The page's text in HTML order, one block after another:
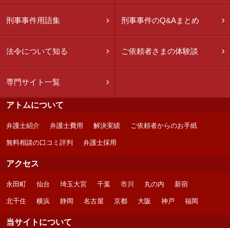
刑事事件用語集 刑事事件のQ&Aまとめ
法令について知る ご依頼者さまの体験談
専門サイト一覧
アトムについて
弁護士紹介 弁護士費用 解決実績 ご依頼者からのお手紙
無料相談の口コミ評判 弁護士採用
アクセス
永田町 仙台 埼玉大宮 千葉 市川 丸の内 新宿
北千住 横浜 静岡 名古屋 京都 大阪 神戸 福岡
当サイトについて